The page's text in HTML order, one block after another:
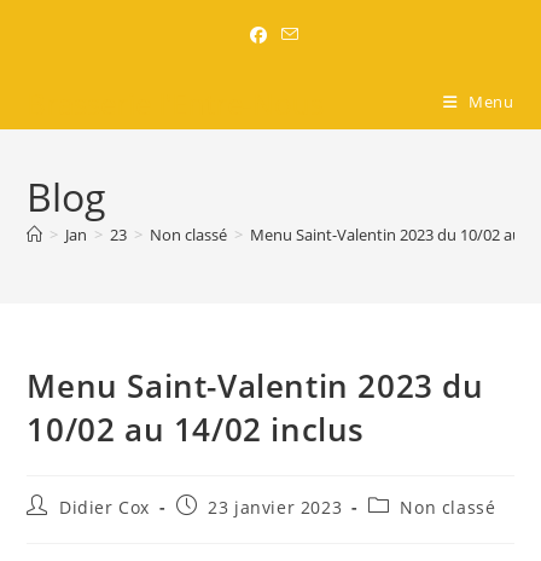
Menu
Blog
> Jan > 23 > Non classé > Menu Saint-Valentin 2023 du 10/02 au
Menu Saint-Valentin 2023 du
10/02 au 14/02 inclus
Didier Cox 23 janvier 2023 Non classé